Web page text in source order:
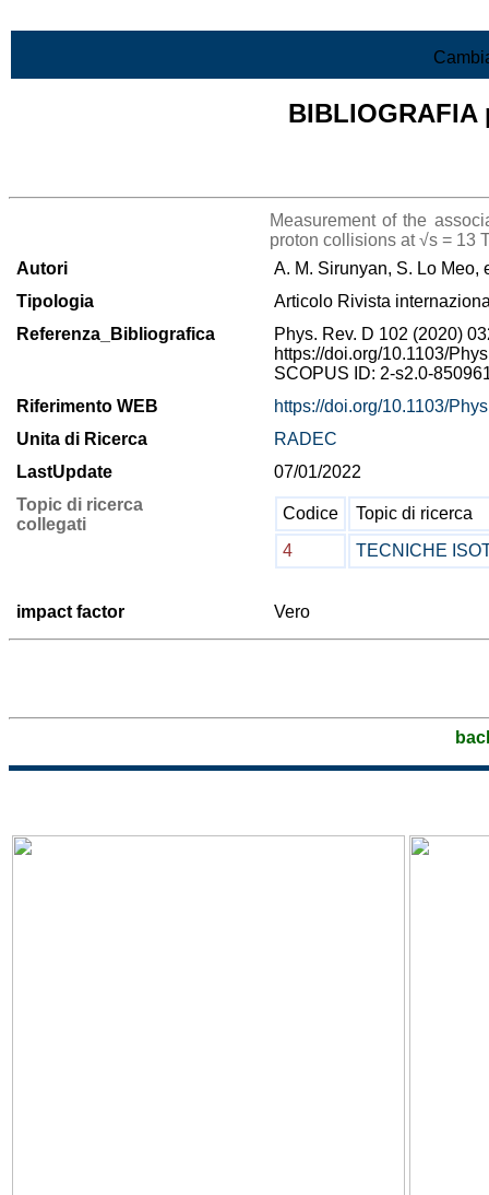
Measurement of the
proton collisions at √s = 13
Autori
A. M. Sirunyan, S. Lo
Tipologia
Articolo Rivista
Referenza_Bibliografica
Phys. Rev. D 102 (2020)
https://doi.org/10.1103/
SCOPUS ID: 2-s2.0-
Riferimento WEB
https://doi.org/10.1103/
Unita di Ricerca
RADEC
LastUpdate
07/01/2022
Topic di ricerca
collegati
Codice
Topic di ricerca
4
TECNICHE
impact factor Vero